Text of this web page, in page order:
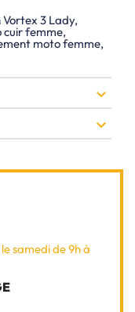
3 Lady,
femme,
moto femme,


samedi de 9h à